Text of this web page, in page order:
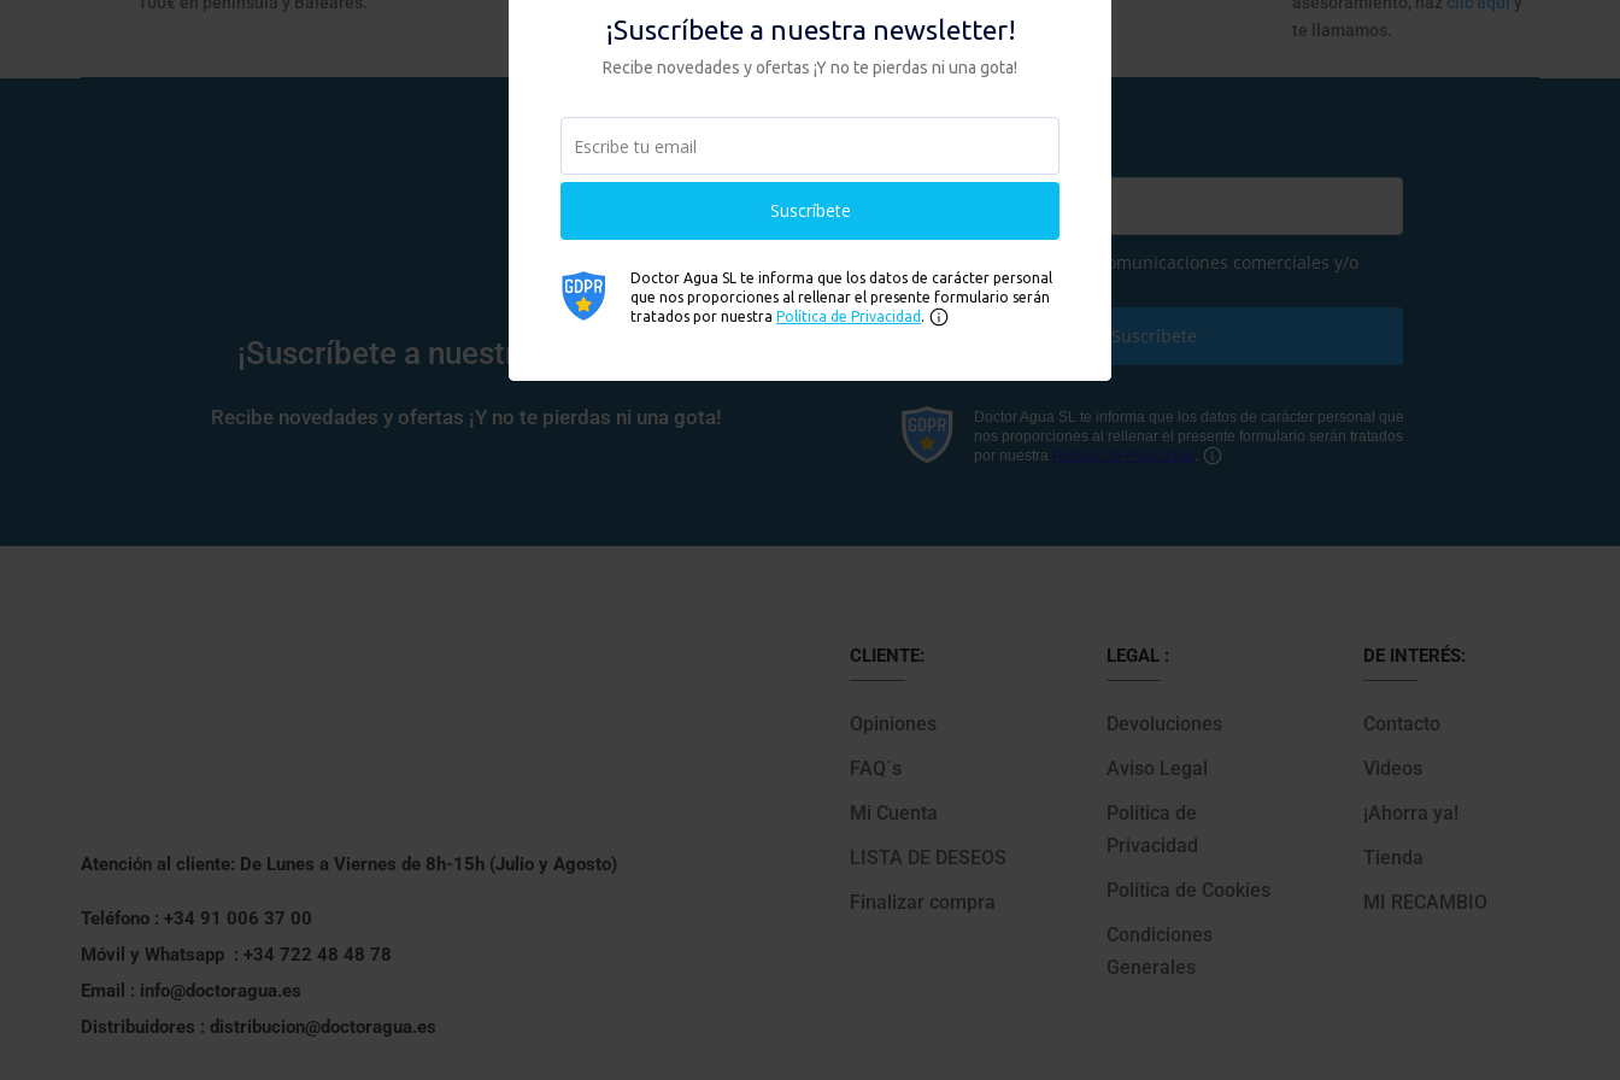
primer minuto.
aplazado.
te llamamos.
¡Suscríbete a nuestra newsletter!
Recibe novedades y ofertas ¡Y no te pierdas ni una gota!
Atención al cliente: De Lunes a Viernes de 8h-15h (Julio y Agosto)
Teléfono : +34 91 006 37 00
Móvil y Whatsapp : +34 722 48 48 78
Email : info@doctoragua.es
Distribuidores : distribucion@doctoragua.es
CLIENTE:
Opiniones
FAQ´s
Mi Cuenta
LISTA DE DESEOS
Finalizar compra
LEGAL :
Devoluciones
Aviso Legal
Política de
Privacidad
Política de Cookies
Condiciones
Generales
DE INTERÉS:
Contacto
Videos
¡Ahorra ya!
Tienda
MI RECAMBIO